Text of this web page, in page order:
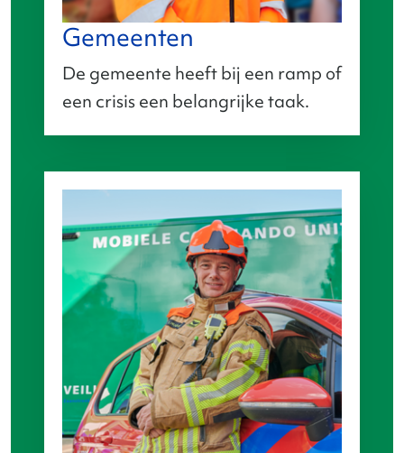
Gemeenten
De gemeente heeft bij een ramp of
een crisis een belangrijke taak.